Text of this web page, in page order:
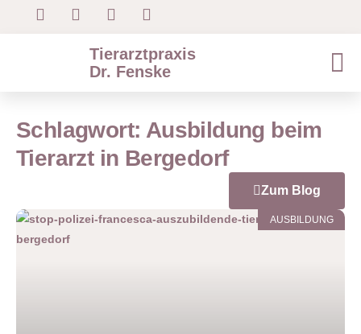
Tierarztpraxis
Dr. Fenske
Schlagwort: Ausbildung beim
Tierarzt in Bergedorf
Zum Blog
AUSBILDUNG